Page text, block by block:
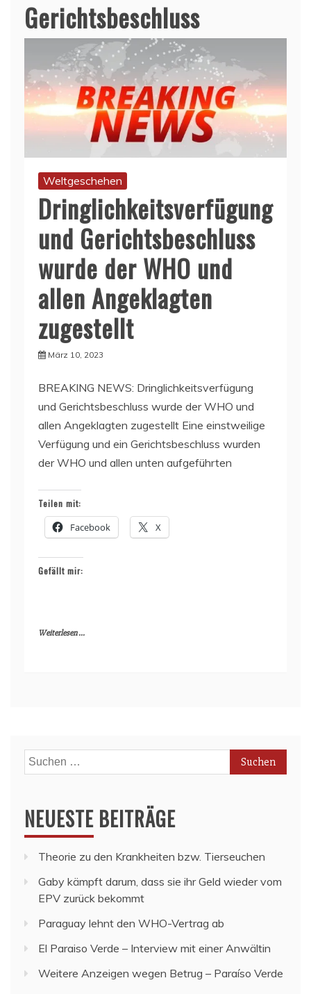
Gerichtsbeschluss
Weltgeschehen
Dringlichkeitsverfügung
und Gerichtsbeschluss
wurde der WHO und
allen Angeklagten
zugestellt
März 10, 2023
BREAKING NEWS: Dringlichkeitsverfügung
und Gerichtsbeschluss wurde der WHO und
allen Angeklagten zugestellt Eine einstweilige
Verfügung und ein Gerichtsbeschluss wurden
der WHO und allen unten aufgeführten
Teilen mit:
Facebook X
Gefällt mir:
Weiterlesen ...
Suchen
nach:
NEUESTE BEITRÄGE
Theorie zu den Krankheiten bzw. Tierseuchen
Gaby kämpft darum, dass sie ihr Geld wieder vom
EPV zurück bekommt
Paraguay lehnt den WHO-Vertrag ab
El Paraiso Verde – Interview mit einer Anwältin
Weitere Anzeigen wegen Betrug – Paraíso Verde